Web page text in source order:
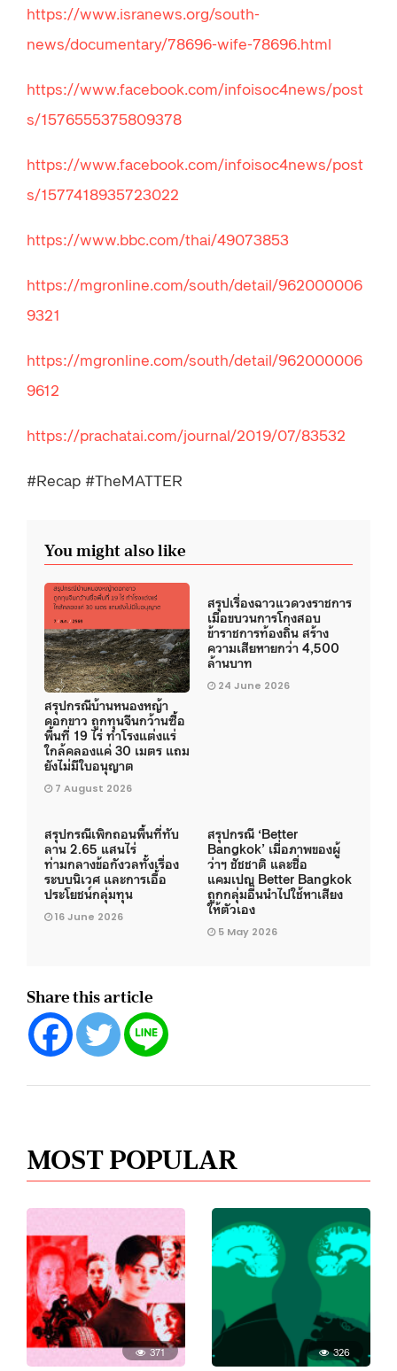
https://www.isranews.org/south-
news/documentary/78696-wife-78696.html
https://www.facebook.com/infoisoc4news/post
s/1576555375809378
https://www.facebook.com/infoisoc4news/post
s/1577418935723022
https://www.bbc.com/thai/49073853
https://mgronline.com/south/detail/962000006
9321
https://mgronline.com/south/detail/962000006
9612
https://prachatai.com/journal/2019/07/83532
#Recap #TheMATTER
You might also like
สรุปกรณีบ้านหนองหญ้า
ดอกขาว ถูกทุนจีนกว้านซื้อ
พื้นที่ 19 ไร่ ทำโรงแต่งแร่
ใกล้คลองแค่ 30 เมตร แถม
ยังไม่มีใบอนุญาต
7 August 2026
สรุปเรื่องฉาวแวดวงราชการ
เมื่อขบวนการโกงสอบ
ข้าราชการท้องถิ่น สร้าง
ความเสียหายกว่า 4,500
ล้านบาท
24 June 2026
สรุปกรณีเพิกถอนพื้นที่ทับ
ลาน 2.65 แสนไร่
ท่ามกลางข้อกังวลทั้งเรื่อง
ระบบนิเวศ และการเอื้อ
ประโยชน์กลุ่มทุน
16 June 2026
สรุปกรณี ‘Better
Bangkok’ เมื่อภาพของผู้
ว่าฯ ชัชชาติ และชื่อ
แคมเปญ Better Bangkok
ถูกกลุ่มอื่นนำไปใช้หาเสียง
ให้ตัวเอง
5 May 2026
Share this article
MOST POPULAR
371 326